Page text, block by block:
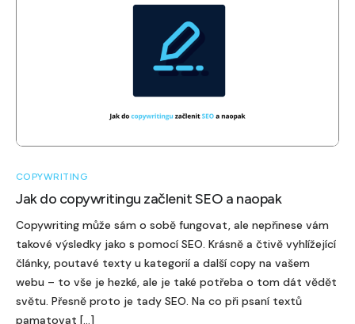
COPYWRITING
Jak do copywritingu začlenit SEO a naopak
Copywriting může sám o sobě fungovat, ale nepřinese vám
takové výsledky jako s pomocí SEO. Krásně a čtivě vyhlížející
články, poutavé texty u kategorií a další copy na vašem
webu – to vše je hezké, ale je také potřeba o tom dát vědět
světu. Přesně proto je tady SEO. Na co při psaní textů
pamatovat […]